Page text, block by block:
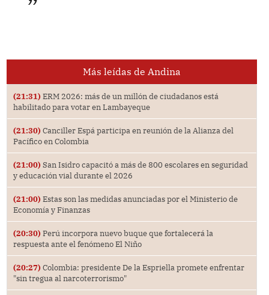
Más leídas de Andina
(21:31) ERM 2026: más de un millón de ciudadanos está
habilitado para votar en Lambayeque
(21:30) Canciller Espá participa en reunión de la Alianza del
Pacífico en Colombia
(21:00) San Isidro capacitó a más de 800 escolares en seguridad
y educación vial durante el 2026
(21:00) Estas son las medidas anunciadas por el Ministerio de
Economía y Finanzas
(20:30) Perú incorpora nuevo buque que fortalecerá la
respuesta ante el fenómeno El Niño
(20:27) Colombia: presidente De la Espriella promete enfrentar
"sin tregua al narcoterrorismo"